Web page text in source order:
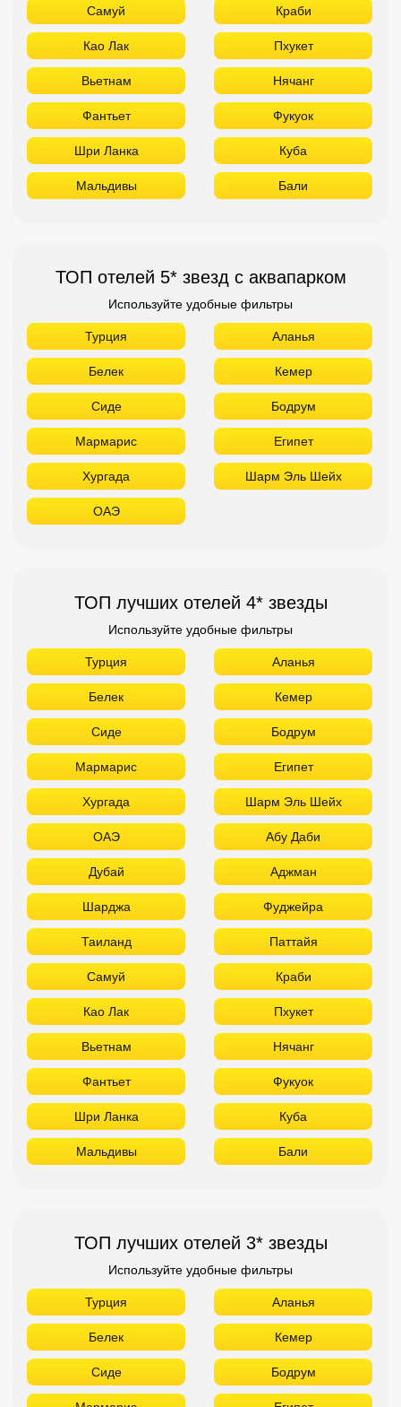
Мальдивы Бали
ТОП отелей 5* звезд с аквапарком
Используйте удобные фильтры
Турция Аланья
Белек
Хургада Шарм Эль Шейх
ОАЭ
ТОП лучших отелей 4* звезды
Используйте удобные фильтры
Турция
Хургада Шарм Эль Шейх
ОАЭ Абу Даби
Дубай Аджман
Шарджа Фуджейра
Таиланд Паттайя
Самуй Краби
Као Лак Пхукет
Вьетнам Нячанг
Фантьет Фукуок
Шри Ланка Куба
Мальдивы Бали
ТОП лучших отелей 3* звезды
Используйте удобные фильтры
Турция Аланья
Белек
Хургада Шарм Эль Шейх
ОАЭ Абу Даби
Дубай Аджман
Шарджа Фуджейра